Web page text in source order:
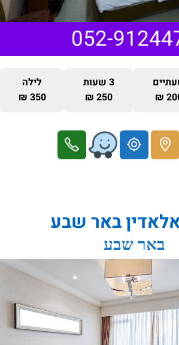
052-
3 שעות
250 ₪
לילה
350 ₪
באר שבע
באר שבע